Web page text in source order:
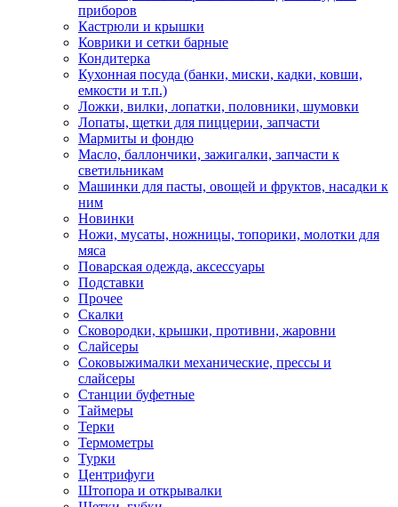
приборов
Кастрюли и крышки
Коврики и сетки барные
Кондитерка
Кухонная посуда (банки, миски, кадки, ковши,
емкости и т.п.)
Ложки, вилки, лопатки, половники, шумовки
Лопаты, щетки для пиццерии, запчасти
Мармиты и фондю
Масло, баллончики, зажигалки, запчасти к
светильникам
Машинки для пасты, овощей и фруктов, насадки к
ним
Новинки
Ножи, мусаты, ножницы, топорики, молотки для
мяса
Поварская одежда, аксессуары
Подставки
Прочее
Скалки
Сковородки, крышки, противни, жаровни
Слайсеры
Соковыжималки механические, прессы и
слайсеры
Станции буфетные
Таймеры
Терки
Термометры
Турки
Центрифуги
Штопора и открывалки